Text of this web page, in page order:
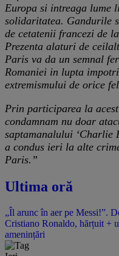
Europa si intreaga lume
solidaritatea. Gandurile
de cetatenii francezi de
Prezenta alaturi de
Paris va da un semnal
Romaniei in lupta
extremismului de orice
Prin participarea la
condamnam nu doar
saptamanalului ‘Charlie
a condus ieri la alte
Paris.”
Ultima oră
„Îl arunc în aer pe Messi!”.
Cristiano Ronaldo, hărțuit +
amenințări